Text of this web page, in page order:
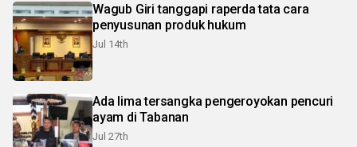
Wagub Giri tanggapi raperda tata cara
penyusunan produk hukum
Jul 14th
Ada lima tersangka pengeroyokan pencuri
ayam di Tabanan
Jul 27th